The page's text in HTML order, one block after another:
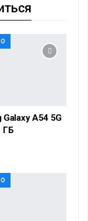
Galaxy A54 5G
ГБ